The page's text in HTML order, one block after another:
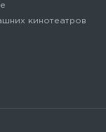
кинотеатров